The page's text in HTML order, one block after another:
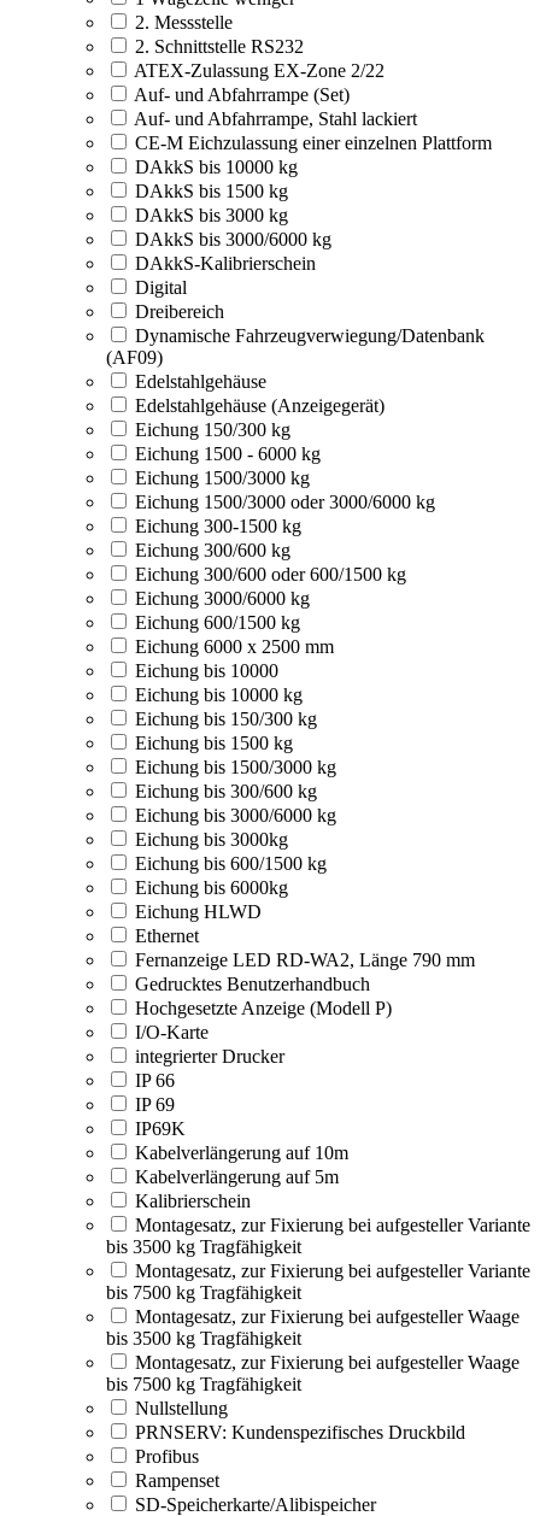
2. Messstelle
2. Schnittstelle RS232
ATEX-Zulassung EX-Zone 2/22
Auf- und Abfahrrampe (Set)
Auf- und Abfahrrampe, Stahl lackiert
CE-M Eichzulassung einer einzelnen Plattform
DAkkS bis 10000 kg
DAkkS bis 1500 kg
DAkkS bis 3000 kg
DAkkS bis 3000/6000 kg
DAkkS-Kalibrierschein
Digital
Dreibereich
Dynamische Fahrzeugverwiegung/Datenbank
(AF09)
Edelstahlgehäuse
Edelstahlgehäuse (Anzeigegerät)
Eichung 150/300 kg
Eichung 1500 - 6000 kg
Eichung 1500/3000 kg
Eichung 1500/3000 oder 3000/6000 kg
Eichung 300-1500 kg
Eichung 300/600 kg
Eichung 300/600 oder 600/1500 kg
Eichung 3000/6000 kg
Eichung 600/1500 kg
Eichung 6000 x 2500 mm
Eichung bis 10000
Eichung bis 10000 kg
Eichung bis 150/300 kg
Eichung bis 1500 kg
Eichung bis 1500/3000 kg
Eichung bis 300/600 kg
Eichung bis 3000/6000 kg
Eichung bis 3000kg
Eichung bis 600/1500 kg
Eichung bis 6000kg
Eichung HLWD
Ethernet
Fernanzeige LED RD-WA2, Länge 790 mm
Gedrucktes Benutzerhandbuch
Hochgesetzte Anzeige (Modell P)
I/O-Karte
integrierter Drucker
IP 66
IP 69
IP69K
Kabelverlängerung auf 10m
Kabelverlängerung auf 5m
Kalibrierschein
Montagesatz, zur Fixierung bei aufgesteller Variante
bis 3500 kg Tragfähigkeit
Montagesatz, zur Fixierung bei aufgesteller Variante
bis 7500 kg Tragfähigkeit
Montagesatz, zur Fixierung bei aufgesteller Waage
bis 3500 kg Tragfähigkeit
Montagesatz, zur Fixierung bei aufgesteller Waage
bis 7500 kg Tragfähigkeit
Nullstellung
PRNSERV: Kundenspezifisches Druckbild
Profibus
Rampenset
SD-Speicherkarte/Alibispeicher